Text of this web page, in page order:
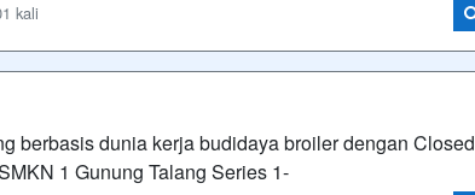
kali
berbasis dunia kerja budidaya broiler dengan Closed
1 Gunung Talang Series 1-